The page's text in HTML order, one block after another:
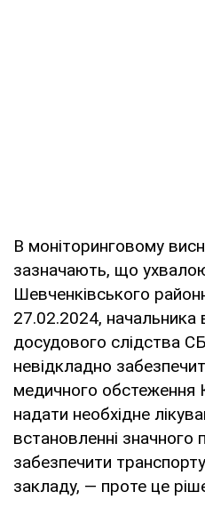
В моніторинговому
зазначають, що
Шевченківського
27.02.2024, начальника
досудового слідства
невідкладно
медичного обстеження
надати необхідне
встановленні значного
забезпечити
закладу, — проте це